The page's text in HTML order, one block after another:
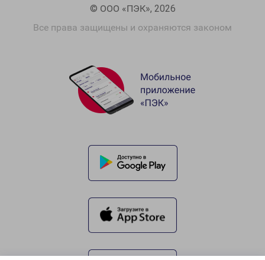
© ООО «ПЭК», 2026
Все права защищены и охраняются законом